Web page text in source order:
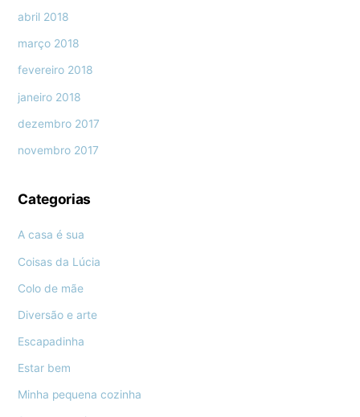
abril 2018
março 2018
fevereiro 2018
janeiro 2018
dezembro 2017
novembro 2017
Categorias
A casa é sua
Coisas da Lúcia
Colo de mãe
Diversão e arte
Escapadinha
Estar bem
Minha pequena cozinha